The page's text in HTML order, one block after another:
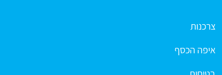
צרכנות
איפה הכסף